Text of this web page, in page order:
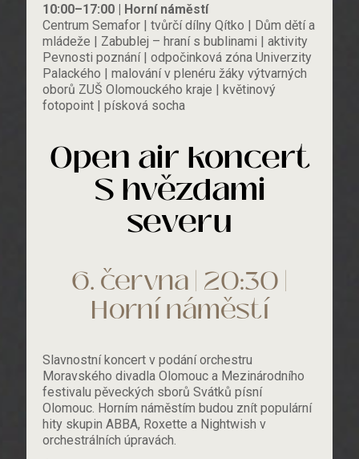
10:00–17:00 | Horní náměstí
Centrum Semafor | tvůrčí dílny Qítko | Dům dětí a
mládeže | Zabublej – hraní s bublinami | aktivity
Pevnosti poznání | odpočinková zóna Univerzity
Palackého | malování v plenéru žáky výtvarných
oborů ZUŠ Olomouckého kraje | květinový
fotopoint | písková socha
Open air koncert
S hvězdami
severu
6. června | 20:30 |
Horní náměstí
Slavnostní koncert v podání orchestru
Moravského divadla Olomouc a Mezinárodního
festivalu pěveckých sborů Svátků písní
Olomouc. Horním náměstím budou znít populární
hity skupin ABBA, Roxette a Nightwish v
orchestrálních úpravách.